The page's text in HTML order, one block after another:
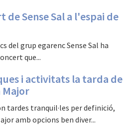
de Sense Sal a l'espai de
del grup egarenc Sense Sal ha
que...
i activitats la tarda de
Major
tardes tranquil·les per definició,
amb opcions ben diver...